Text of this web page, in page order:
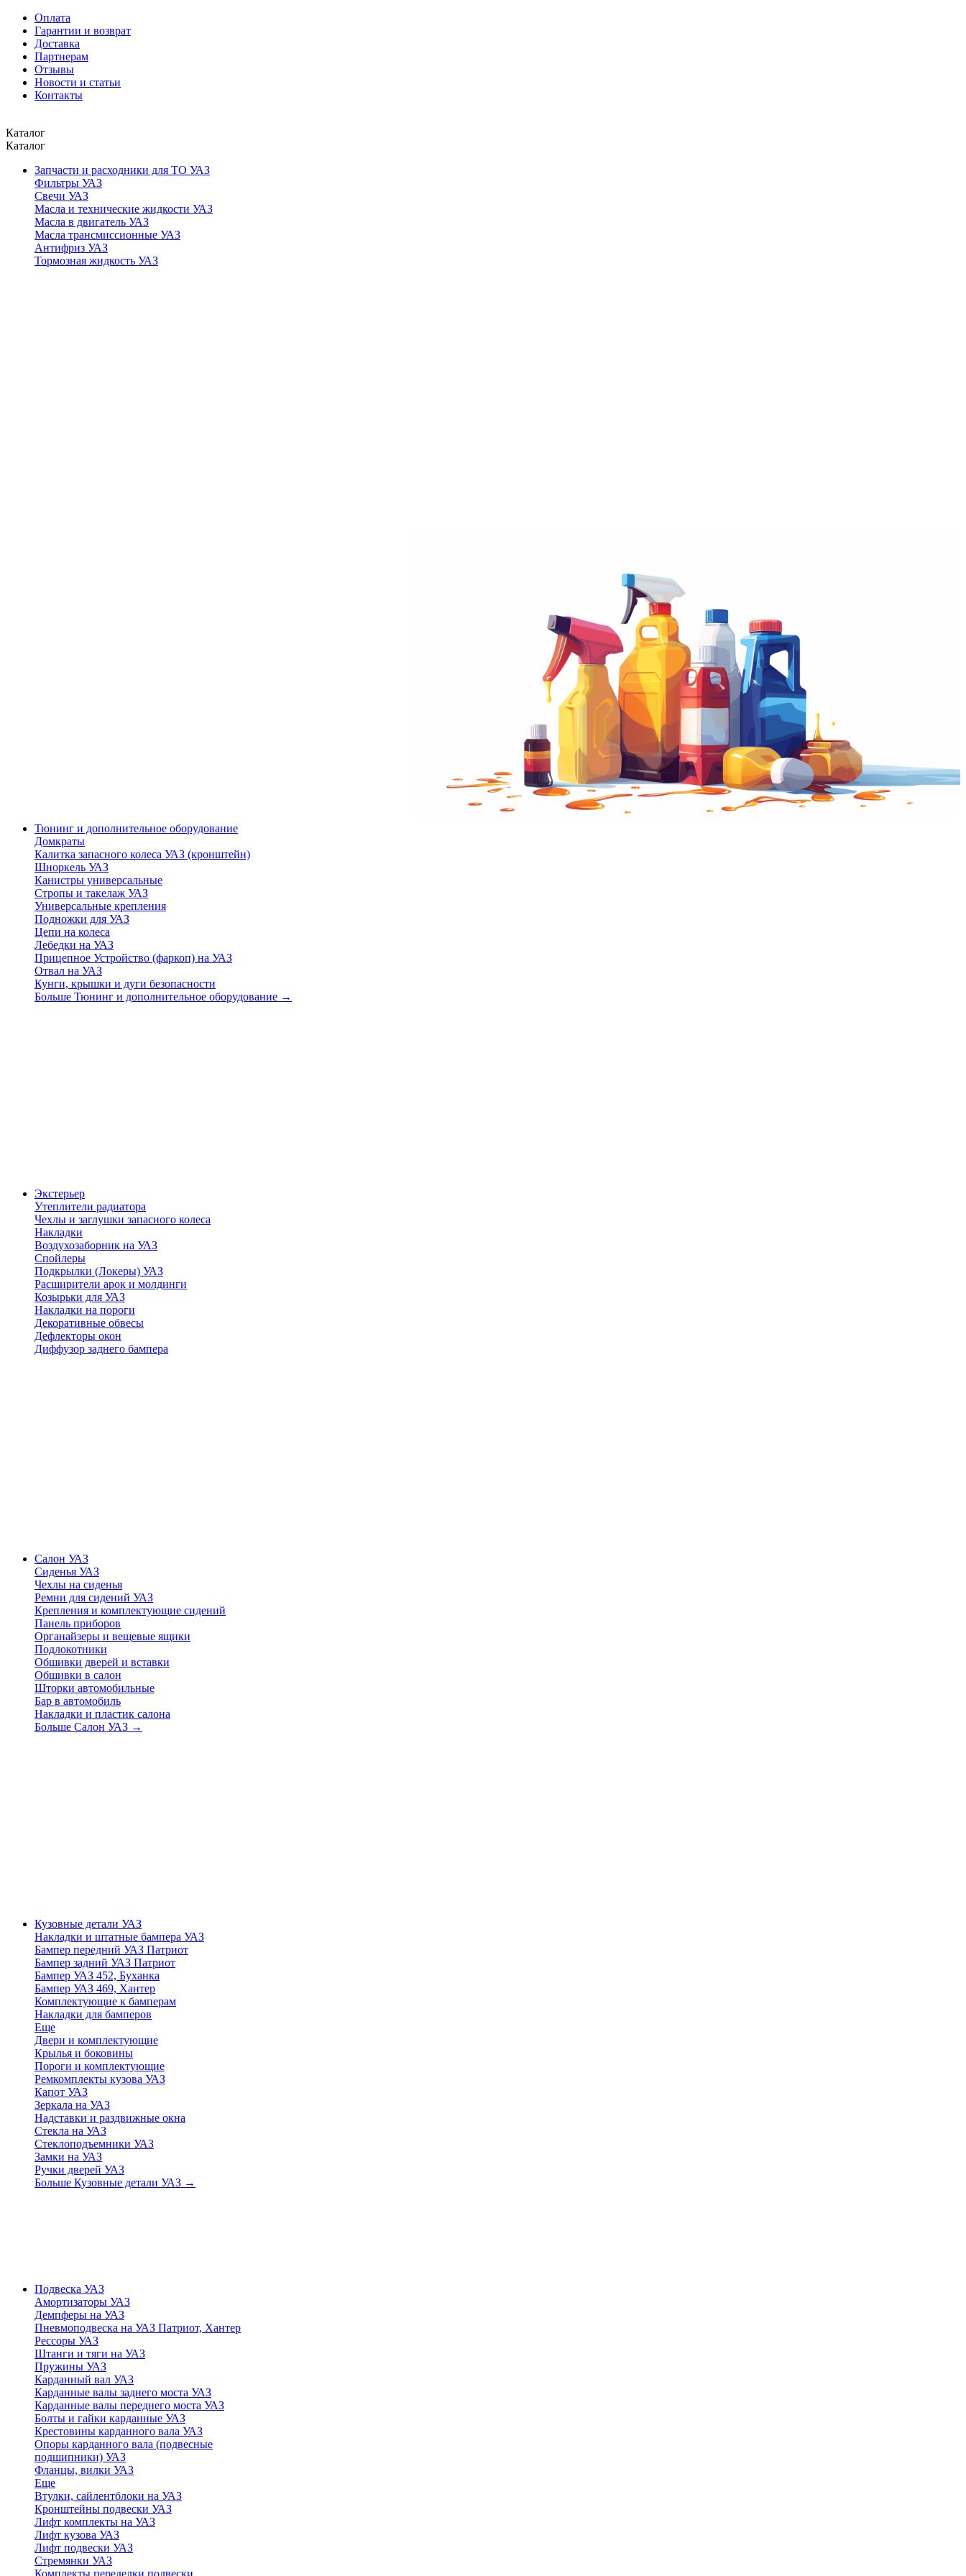
Оплата
Гарантии и возврат
Доставка
Партнерам
Отзывы
Новости и статьи
Контакты
Каталог
Каталог
Запчасти и расходники для ТО УАЗ
Фильтры УАЗ
Свечи УАЗ
Масла и технические жидкости УАЗ
Масла в двигатель УАЗ
Масла трансмиссионные УАЗ
Антифриз УАЗ
Тормозная жидкость УАЗ
Тюнинг и дополнительное оборудование
Домкраты
Калитка запасного колеса УАЗ (кронштейн)
Шноркель УАЗ
Канистры универсальные
Стропы и такелаж УАЗ
Универсальные крепления
Подножки для УАЗ
Цепи на колеса
Лебедки на УАЗ
Прицепное Устройство (фаркоп) на УАЗ
Отвал на УАЗ
Кунги, крышки и дуги безопасности
Больше Тюнинг и дополнительное оборудование →
Экстерьер
Утеплители радиатора
Чехлы и заглушки запасного колеса
Накладки
Воздухозаборник на УАЗ
Спойлеры
Подкрылки (Локеры) УАЗ
Расширители арок и молдинги
Козырьки для УАЗ
Накладки на пороги
Декоративные обвесы
Дефлекторы окон
Диффузор заднего бампера
Салон УАЗ
Сиденья УАЗ
Чехлы на сиденья
Ремни для сидений УАЗ
Крепления и комплектующие сидений
Панель приборов
Органайзеры и вещевые ящики
Подлокотники
Обшивки дверей и вставки
Обшивки в салон
Шторки автомобильные
Бар в автомобиль
Накладки и пластик салона
Больше Салон УАЗ →
Кузовные детали УАЗ
Накладки и штатные бампера УАЗ
Бампер передний УАЗ Патриот
Бампер задний УАЗ Патриот
Бампер УАЗ 452, Буханка
Бампер УАЗ 469, Хантер
Комплектующие к бамперам
Накладки для бамперов
Еще
Двери и комплектующие
Крылья и боковины
Пороги и комплектующие
Ремкомплекты кузова УАЗ
Капот УАЗ
Зеркала на УАЗ
Надставки и раздвижные окна
Стекла на УАЗ
Стеклоподъемники УАЗ
Замки на УАЗ
Ручки дверей УАЗ
Больше Кузовные детали УАЗ →
Подвеска УАЗ
Амортизаторы УАЗ
Демпферы на УАЗ
Пневмоподвеска на УАЗ Патриот, Хантер
Рессоры УАЗ
Штанги и тяги на УАЗ
Пружины УАЗ
Карданный вал УАЗ
Карданные валы заднего моста УАЗ
Карданные валы переднего моста УАЗ
Болты и гайки карданные УАЗ
Крестовины карданного вала УАЗ
Опоры карданного вала (подвесные
подшипники) УАЗ
Фланцы, вилки УАЗ
Еще
Втулки, сайлентблоки на УАЗ
Кронштейны подвески УАЗ
Лифт комплекты на УАЗ
Лифт кузова УАЗ
Лифт подвески УАЗ
Стремянки УАЗ
Комплекты переделки подвески